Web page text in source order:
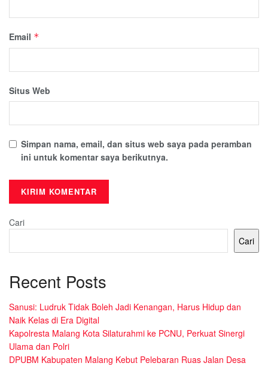
Email *
Situs Web
Simpan nama, email, dan situs web saya pada peramban
ini untuk komentar saya berikutnya.
Cari
Cari
Recent Posts
Sanusi: Ludruk Tidak Boleh Jadi Kenangan, Harus Hidup dan
Naik Kelas di Era Digital
Kapolresta Malang Kota Silaturahmi ke PCNU, Perkuat Sinergi
Ulama dan Polri
DPUBM Kabupaten Malang Kebut Pelebaran Ruas Jalan Desa